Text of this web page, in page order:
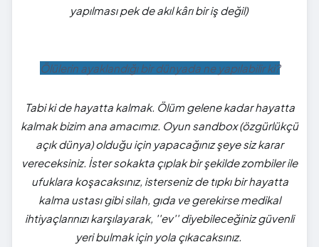
yapılması pek de akıl kârı bir iş değil)
Ölülerin ayaklandığı bir dünyada ne yapılabilir ki?
Tabi ki de hayatta kalmak. Ölüm gelene kadar hayatta
kalmak bizim ana amacımız. Oyun sandbox (özgürlükçü
açık dünya) olduğu için yapacağınız şeye siz karar
vereceksiniz. İster sokakta çıplak bir şekilde zombiler ile
ufuklara koşacaksınız, isterseniz de tıpkı bir hayatta
kalma ustası gibi silah, gıda ve gerekirse medikal
ihtiyaçlarınızı karşılayarak, ''ev'' diyebileceğiniz güvenli
yeri bulmak için yola çıkacaksınız.